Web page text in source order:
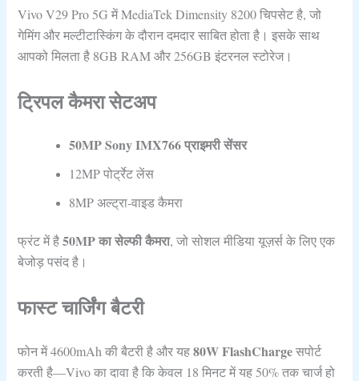
Vivo V29 Pro 5G में MediaTek Dimensity 8200 चिपसेट है, जो
गेमिंग और मल्टीटास्किंग के दौरान दमदार साबित होता है। इसके साथ
आपको मिलता है 8GB RAM और 256GB इंटरनल स्टोरेज।
ट्रिपल कैमरा सेटअप
50MP Sony IMX766 प्राइमरी सेंसर
12MP पोर्ट्रेट लेंस
8MP अल्ट्रा-वाइड कैमरा
फ्रंट में है50MP का सेल्फी कैमरा, जो सोशल मीडिया यूज़र्स के लिए एक
बेजोड़ पसंद है।
फास्ट चार्जिंग बैटरी
फोन में 4600mAh की बैटरी है और यह80W FlashChargeसपोर्ट
करती है—Vivo का दावा है कि केवल 18 मिनट में यह 50% तक चार्ज हो